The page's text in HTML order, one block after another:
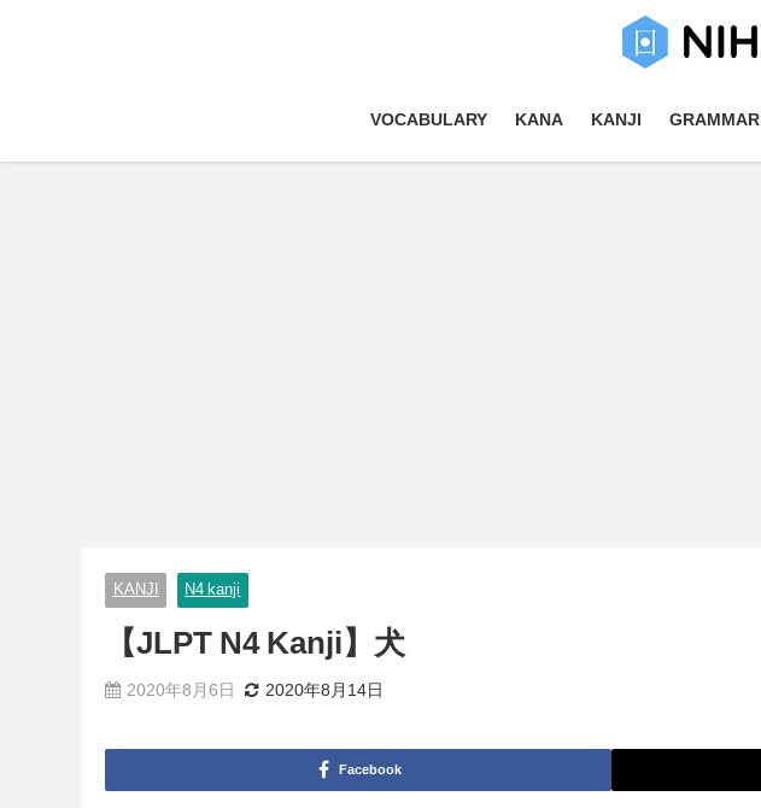
VOCABULARY KANA KANJI GRAMMAR
KANJI N4 kanji
【JLPT N4 Kanji】犬
2020年8月6日 2020年8月14日
Facebook